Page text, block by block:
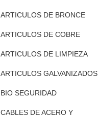
ARTICULOS DE BRONCE
ARTICULOS DE COBRE
ARTICULOS DE LIMPIEZA
ARTICULOS GALVANIZADOS
BIO SEGURIDAD
CABLES DE ACERO Y